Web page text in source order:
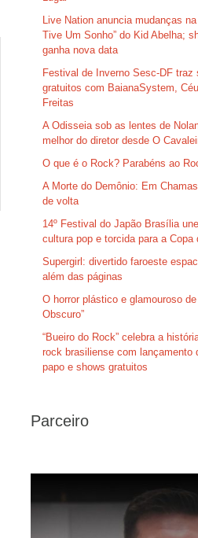
Live Nation anuncia mudanças na
Tive Um Sonho” do Kid Abelha;
ganha nova data
Festival de Inverno Sesc-DF traz
gratuitos com BaianaSystem,
Freitas
A Odisseia sob as lentes de
melhor do diretor desde O
O que é o Rock? Parabéns ao
A Morte do Demônio: Em
de volta
14º Festival do Japão Brasília
cultura pop e torcida para a Copa
Supergirl: divertido faroeste
além das páginas
O horror plástico e glamouroso de
Obscuro”
“Bueiro do Rock” celebra a
rock brasiliense com lançamento
papo e shows gratuitos
Parceiro